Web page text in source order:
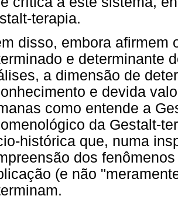
terapia.
disso, embora afirmem
e determinante
a dimensão de
e devida
como entende a
da Gestalt-
histórica que, numa
dos
(e não